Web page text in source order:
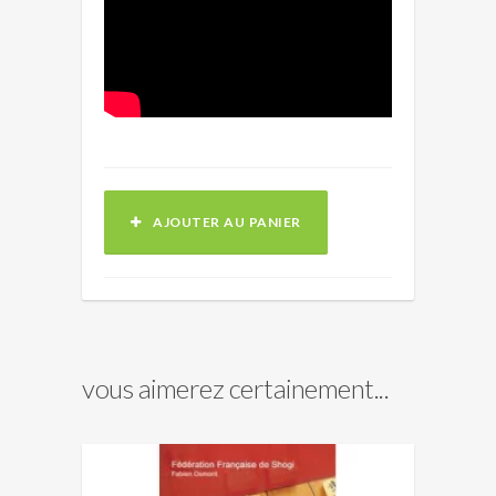
AJOUTER AU PANIER
vous aimerez certainement...